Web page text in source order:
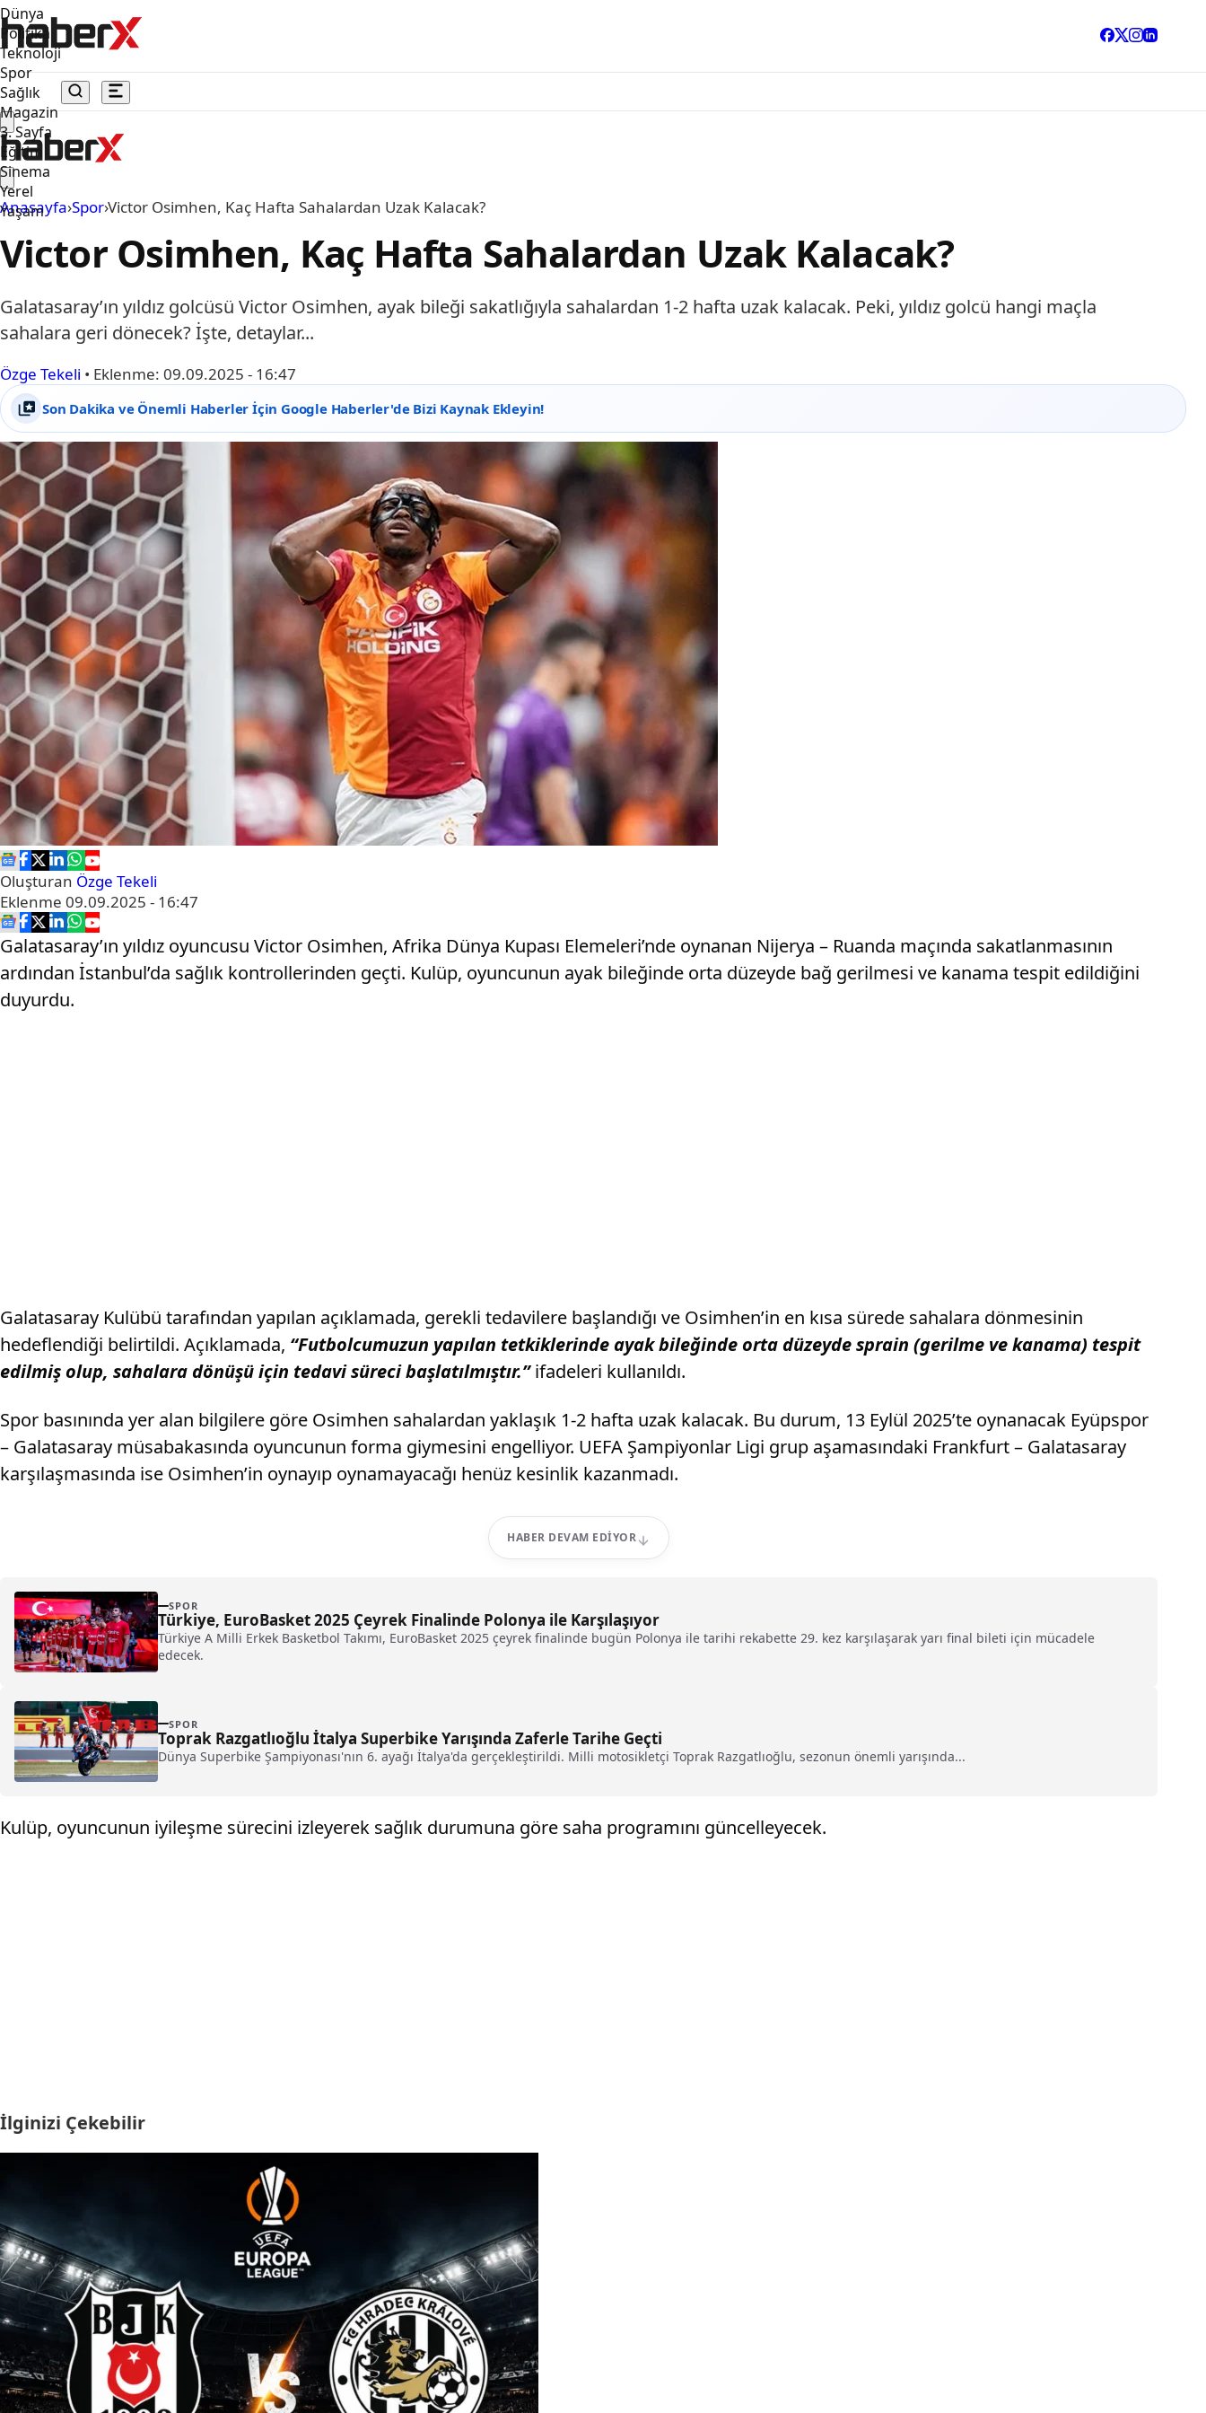
Dünya
Politika
Teknoloji
Spor
Sağlık
Magazin
3. Sayfa
Eğitim
Sinema
Yerel
Yaşam
Anasayfa›Spor›Victor Osimhen, Kaç Hafta Sahalardan Uzak Kalacak?
Victor Osimhen, Kaç Hafta Sahalardan Uzak Kalacak?
Galatasaray’ın yıldız golcüsü Victor Osimhen, ayak bileği sakatlığıyla sahalardan 1-2 hafta uzak kalacak. Peki, yıldız golcü hangi maçla
sahalara geri dönecek? İşte, detaylar...
Özge Tekeli • Eklenme: 09.09.2025 - 16:47
Son Dakika ve Önemli Haberler İçin Google Haberler'de Bizi Kaynak Ekleyin!
Oluşturan Özge Tekeli
Eklenme 09.09.2025 - 16:47
Galatasaray’ın yıldız oyuncusu Victor Osimhen, Afrika Dünya Kupası Elemeleri’nde oynanan Nijerya – Ruanda maçında sakatlanmasının
ardından İstanbul’da sağlık kontrollerinden geçti. Kulüp, oyuncunun ayak bileğinde orta düzeyde bağ gerilmesi ve kanama tespit edildiğini
duyurdu.
Galatasaray Kulübü tarafından yapılan açıklamada, gerekli tedavilere başlandığı ve Osimhen’in en kısa sürede sahalara dönmesinin
hedeflendiği belirtildi. Açıklamada, “Futbolcumuzun yapılan tetkiklerinde ayak bileğinde orta düzeyde sprain (gerilme ve kanama) tespit
edilmiş olup, sahalara dönüşü için tedavi süreci başlatılmıştır.”ifadeleri kullanıldı.
Spor basınında yer alan bilgilere göre Osimhen sahalardan yaklaşık 1-2 hafta uzak kalacak. Bu durum, 13 Eylül 2025’te oynanacak Eyüpspor
– Galatasaray müsabakasında oyuncunun forma giymesini engelliyor. UEFA Şampiyonlar Ligi grup aşamasındaki Frankfurt – Galatasaray
karşılaşmasında ise Osimhen’in oynayıp oynamayacağı henüz kesinlik kazanmadı.
HABER DEVAM EDIYOR
SPOR
Türkiye, EuroBasket 2025 Çeyrek Finalinde Polonya ile Karşılaşıyor
Türkiye A Milli Erkek Basketbol Takımı, EuroBasket 2025 çeyrek finalinde bugün Polonya ile tarihi rekabette 29. kez karşılaşarak yarı final bileti için mücadele
edecek.
SPOR
Toprak Razgatlıoğlu İtalya Superbike Yarışında Zaferle Tarihe Geçti
Dünya Superbike Şampiyonası'nın 6. ayağı İtalya'da gerçekleştirildi. Milli motosikletçi Toprak Razgatlıoğlu, sezonun önemli yarışında...
Kulüp, oyuncunun iyileşme sürecini izleyerek sağlık durumuna göre saha programını güncelleyecek.
İlginizi Çekebilir